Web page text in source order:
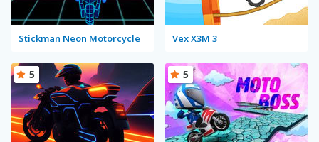
Stickman Neon Motorcycle Vex X3M 3
5 5